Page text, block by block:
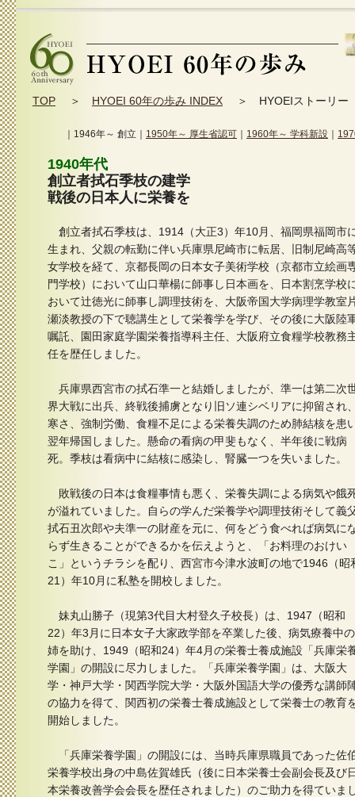
TOP ＞ HYOEI 60年の歩み INDEX ＞ HYOEIストーリー
1946年～ 創立 1950年～ 厚生省認可 1960年～ 学科新設
1940年代
創立者拭石季枝の建学
戦後の日本人に栄養を
創立者拭石季枝は、1914（大正3）年10月、福岡県福岡市
生まれ、父親の転勤に伴い兵庫県尼崎市に転居、旧制尼崎高
女学校を経て、京都長岡の日本女子美術学校（京都市立絵画
門学校）において山口華楊に師事し日本画を、日本割烹学校
おいて辻徳光に師事し調理技術を、大阪帝国大学病理学教室
瀬淡教授の下で聴講生として栄養学を学び、その後に大阪陸
嘱託、園田家庭学園栄養指導科主任、大阪府立食糧学校教務
任を歴任しました。
兵庫県西宮市の拭石準一と結婚しましたが、準一は第二次
界大戦に出兵、終戦後捕虜となり旧ソ連シベリアに抑留され
寒さ、強制労働、食糧不足による栄養失調のため肺結核を患
翌年帰国しました。懸命の看病の甲斐もなく、半年後に戦病
死。季枝は看病中に結核に感染し、腎臓一つを失いました。
敗戦後の日本は食糧事情も悪く、栄養失調による病気や餓
が溢れていました。自らの学んだ栄養学や調理技術そして義
拭石丑次郎や夫準一の財産を元に、何をどう食べれば病気に
らず生きることができるかを伝えようと、「お料理のおけい
こ」というチラシを配り、西宮市今津水波町の地で1946（昭
21）年10月に私塾を開校しました。
妹丸山勝子（現第3代目大村登久子校長）は、1947（昭和
22）年3月に日本女子大家政学部を卒業した後、病気療養中の
姉を助け、1949（昭和24）年4月の栄養士養成施設「兵庫栄
学園」の開設に尽力しました。「兵庫栄養学園」は、大阪大
学・神戸大学・関西学院大学・大阪外国語大学の優秀な講師
の協力を得て、関西初の栄養士養成施設として栄養士の教育
開始しました。
「兵庫栄養学園」の開設には、当時兵庫県職員であった佐
栄養学校出身の中島佐賀雄氏（後に日本栄養士会副会長及び
本栄養改善学会会長を歴任されました）のご助力を得ていま